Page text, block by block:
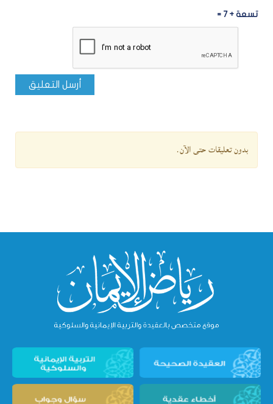
تسعة + 7 =
أرسل التعليق
بدون تعليقات حتى الآن.